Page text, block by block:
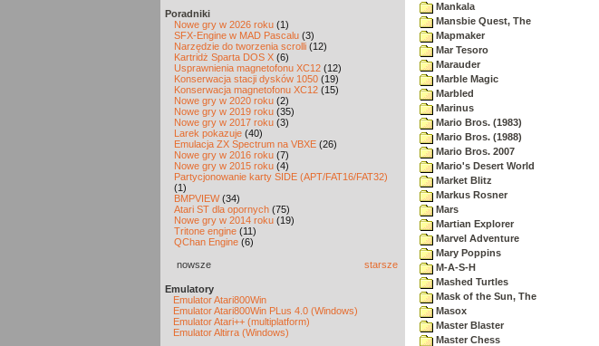
Poradniki
Nowe gry w 2026 roku (1)
SFX-Engine w MAD Pascalu (3)
Narzędzie do tworzenia scrolli (12)
Kartridż Sparta DOS X (6)
Usprawnienia magnetofonu XC12 (12)
Konserwacja stacji dysków 1050 (19)
Konserwacja magnetofonu XC12 (15)
Nowe gry w 2020 roku (2)
Nowe gry w 2019 roku (35)
Nowe gry w 2017 roku (3)
Larek pokazuje (40)
Emulacja ZX Spectrum na VBXE (26)
Nowe gry w 2016 roku (7)
Nowe gry w 2015 roku (4)
Partycjonowanie karty SIDE (APT/FAT16/FAT32)
(1)
BMPVIEW(34)
Atari ST dla opornych (75)
Nowe gry w 2014 roku (19)
Tritone engine (11)
QChan Engine (6)
nowsze starsze
Emulatory
Emulator Atari800Win
Emulator Atari800Win PLus 4.0 (Windows)
Emulator Atari++ (multiplatform)
Emulator Altirra (Windows)
Mankala
Mansbie Quest, The
Mapmaker
Mar Tesoro
Marauder
Marble Magic
Marbled
Marinus
Mario Bros. (1983)
Mario Bros. (1988)
Mario Bros. 2007
Mario's Desert World
Market Blitz
Markus Rosner
Mars
Martian Explorer
Marvel Adventure
Mary Poppins
M-A-S-H
Mashed Turtles
Mask of the Sun, The
Masox
Master Blaster
Master Chess